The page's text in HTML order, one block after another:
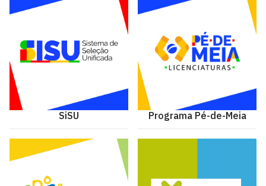
SiSU Programa Pé-de-Meia